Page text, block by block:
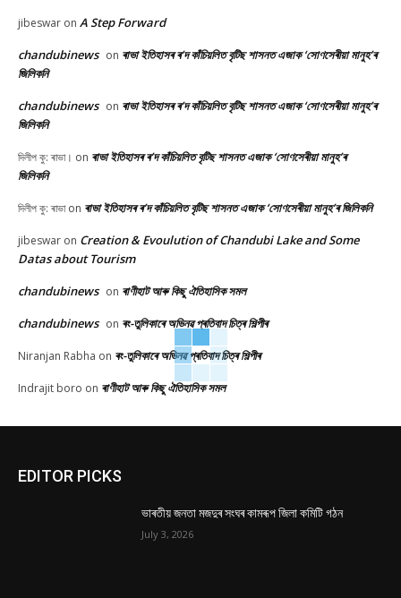
jibeswar on A Step Forward
chandubinews on ৰাভা ইতিহাসৰ ৰ’দ কাঁচিয়লিত বৃটিছ শাসনত এজাক ‘সোণসেৰীয়া মানুহ’ৰ
জিলিকনি
chandubinews on ৰাভা ইতিহাসৰ ৰ’দ কাঁচিয়লিত বৃটিছ শাসনত এজাক ‘সোণসেৰীয়া মানুহ’ৰ
জিলিকনি
দিলীপ কু: ৰাভা। on ৰাভা ইতিহাসৰ ৰ’দ কাঁচিয়লিত বৃটিছ শাসনত এজাক ‘সোণসেৰীয়া মানুহ’ৰ
জিলিকনি
দিলীপ কু: ৰাভাon ৰাভা ইতিহাসৰ ৰ’দ কাঁচিয়লিত বৃটিছ শাসনত এজাক ‘সোণসেৰীয়া মানুহ’ৰ জিলিকনি
jibeswar on Creation & Evoulution of Chandubi Lake and Some
Datas about Tourism
chandubinews on ৰাণীহাট আৰু কিছু ঐতিহাসিক সমল
chandubinews on ৰং-তুলিকাৰে অভিনৱ প্ৰতিবাদ চিত্ৰ শিল্পীৰ
Niranjan Rabha on ৰং-তুলিকাৰে অভিনৱ প্ৰতিবাদ চিত্ৰ শিল্পীৰ
Indrajit boro on ৰাণীহাট আৰু কিছু ঐতিহাসিক সমল
EDITOR PICKS
ভাৰতীয় জনতা মজদুৰ সংঘৰ কামৰূপ জিলা কমিটি গঠন
July 3, 2026